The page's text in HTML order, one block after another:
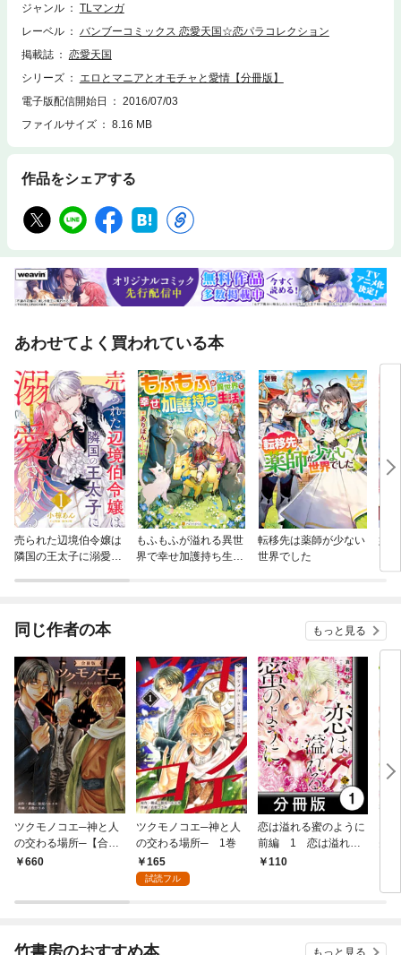
ジャンル
TLマンガ
レーベル
バンブーコミックス 恋愛天国☆恋パラコレクション
掲載誌
恋愛天国
シリーズ
エロとマニアとオモチャと愛情【分冊版】
電子版配信開始日
2016/07/03
ファイルサイズ
8.16 MB
作品をシェアする
あわせてよく買われている本
売られた辺境伯令嬢は
隣国の王太子に溺愛さ
もふもふが溢れる異世
界で幸せ加護持ち生
転移先は薬師が少ない
世界でした
妹
れ
同じ作者の本 もっと見る
ツクモノコエ─神と人
の交わる場所─【合冊
版】 1巻
660
ツクモノコエ─神と人
の交わる場所─ 1巻
165
試読フル
恋は溢れる蜜のように
前編 1 恋は溢れる
蜜のように【分冊版1/
110
編
もっと見る